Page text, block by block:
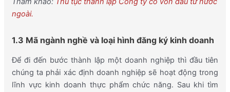
ngoài.
1.3 Mã ngành nghề và loại hình đăng ký kinh doanh
Để đi đến bước thành lập một doanh nghiệp thì đầu tiên
chúng ta phải xác định doanh nghiệp sẽ hoạt động trong
lĩnh vực kinh doanh thực phẩm chức năng. Sau khi tìm